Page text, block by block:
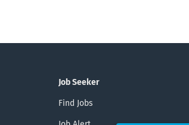
Job Seeker
Find Jobs